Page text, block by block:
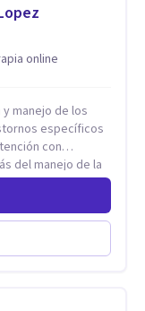
online
manejo de los
específicos
del manejo de la
la dimensión
el individuo,
todo su entorno,
conocernos, de